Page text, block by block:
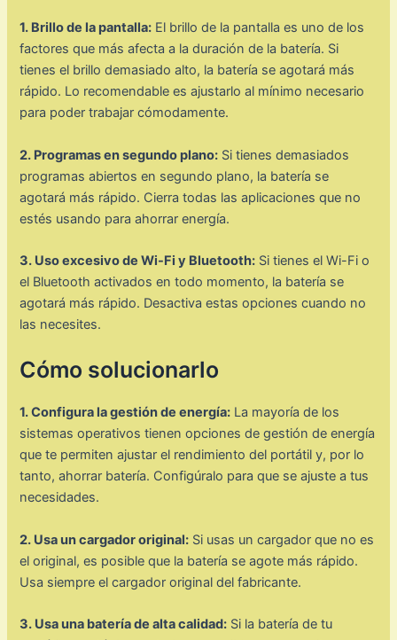
1. Brillo de la pantalla: El brillo de la pantalla es uno de los
factores que más afecta a la duración de la batería. Si
tienes el brillo demasiado alto, la batería se agotará más
rápido. Lo recomendable es ajustarlo al mínimo necesario
para poder trabajar cómodamente.
2. Programas en segundo plano: Si tienes demasiados
programas abiertos en segundo plano, la batería se
agotará más rápido. Cierra todas las aplicaciones que no
estés usando para ahorrar energía.
3. Uso excesivo de Wi-Fi y Bluetooth: Si tienes el Wi-Fi o
el Bluetooth activados en todo momento, la batería se
agotará más rápido. Desactiva estas opciones cuando no
las necesites.
Cómo solucionarlo
1. Configura la gestión de energía: La mayoría de los
sistemas operativos tienen opciones de gestión de energía
que te permiten ajustar el rendimiento del portátil y, por lo
tanto, ahorrar batería. Configúralo para que se ajuste a tus
necesidades.
2. Usa un cargador original: Si usas un cargador que no es
el original, es posible que la batería se agote más rápido.
Usa siempre el cargador original del fabricante.
3. Usa una batería de alta calidad: Si la batería de tu